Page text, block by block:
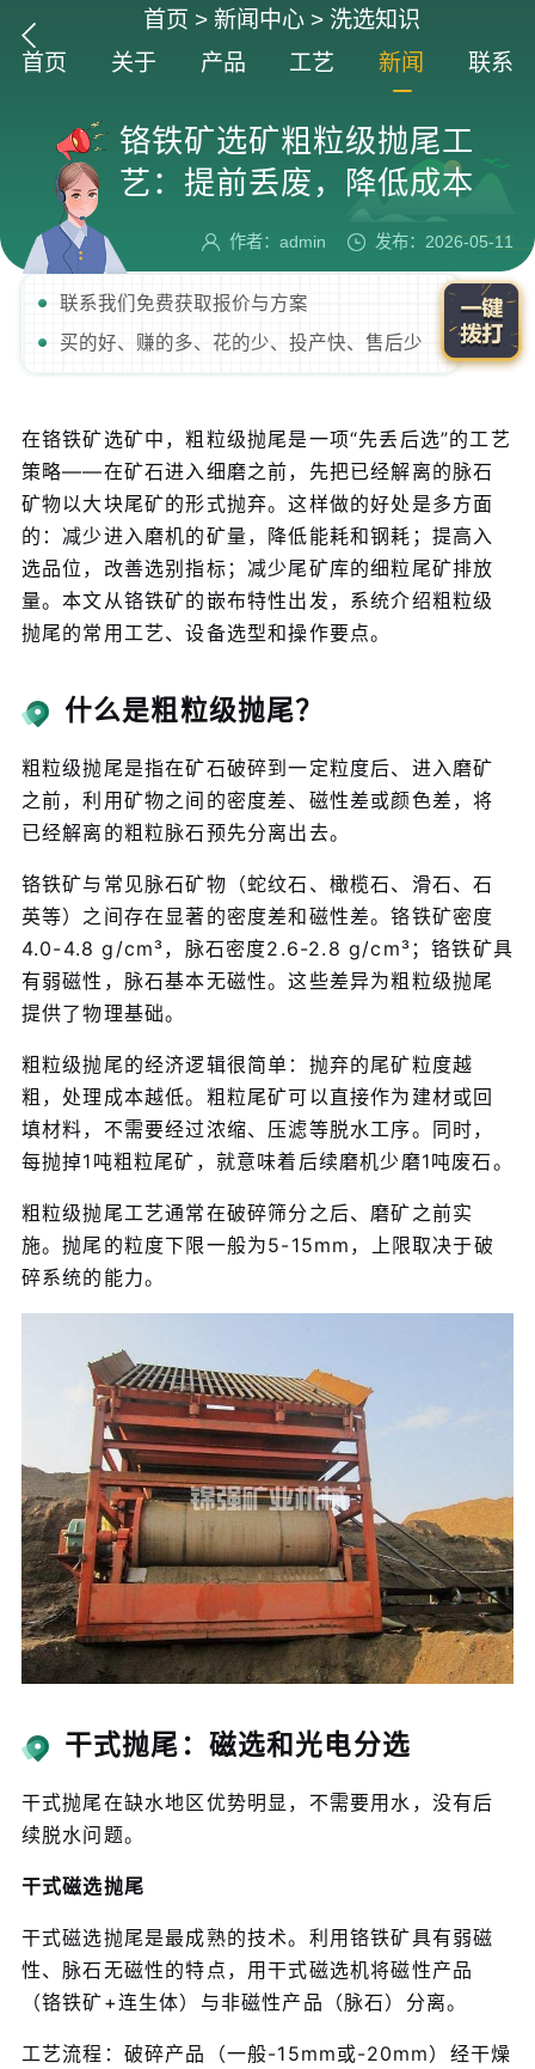
首页 > 新闻中心> 洗选知识
首页
关于 产品 工艺 新闻 联系
铬铁矿选矿粗粒级抛尾工
艺：提前丢废，降低成本
作者：admin 发布：2026-05-11
联系我们免费获取报价与方案
买的好、赚的多、花的少、投产快、售后少
在铬铁矿选矿中，粗粒级抛尾是一项“先丢后选”的工艺
策略——在矿石进入细磨之前，先把已经解离的脉石
矿物以大块尾矿的形式抛弃。这样做的好处是多方面
的：减少进入磨机的矿量，降低能耗和钢耗；提高入
选品位，改善选别指标；减少尾矿库的细粒尾矿排放
量。本文从铬铁矿的嵌布特性出发，系统介绍粗粒级
抛尾的常用工艺、设备选型和操作要点。
什么是粗粒级抛尾？
粗粒级抛尾是指在矿石破碎到一定粒度后、进入磨矿
之前，利用矿物之间的密度差、磁性差或颜色差，将
已经解离的粗粒脉石预先分离出去。
铬铁矿与常见脉石矿物（蛇纹石、橄榄石、滑石、石
英等）之间存在显著的密度差和磁性差。铬铁矿密度
4.0-4.8 g/cm³，脉石密度2.6-2.8 g/cm³；铬铁矿具
有弱磁性，脉石基本无磁性。这些差异为粗粒级抛尾
提供了物理基础。
粗粒级抛尾的经济逻辑很简单：抛弃的尾矿粒度越
粗，处理成本越低。粗粒尾矿可以直接作为建材或回
填材料，不需要经过浓缩、压滤等脱水工序。同时，
每抛掉1吨粗粒尾矿，就意味着后续磨机少磨1吨废石。
粗粒级抛尾工艺通常在破碎筛分之后、磨矿之前实
施。抛尾的粒度下限一般为5-15mm，上限取决于破
碎系统的能力。
干式抛尾：磁选和光电分选
干式抛尾在缺水地区优势明显，不需要用水，没有后
续脱水问题。
干式磁选抛尾
干式磁选抛尾是最成熟的技术。利用铬铁矿具有弱磁
性、脉石无磁性的特点，用干式磁选机将磁性产品
（铬铁矿+连生体）与非磁性产品（脉石）分离。
工艺流程：破碎产品（一般-15mm或-20mm）经干燥